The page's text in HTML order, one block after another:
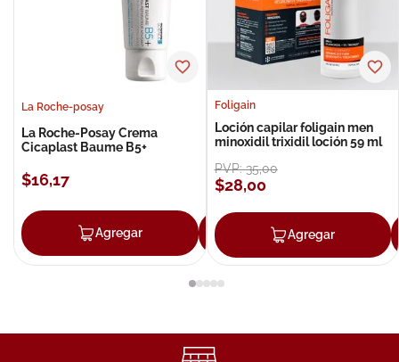
La Roche-posay
La Roche-Posay Crema
Cicaplast Baume B5+
$16,17
Agregar Agregar
Foligain
Loción capilar foligain men
minoxidil trixidil loción 59 ml
PVP:35,00
$28,00
Agregar